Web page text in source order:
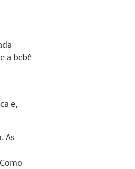
a bebê
e,
As